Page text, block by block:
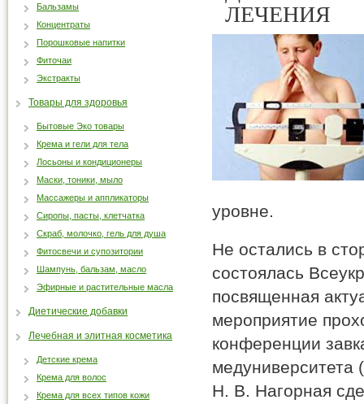
ЛЕЧЕНИЯ
уровне.
Не остались в
состоялась
посвященная
мероприятие
конференции
медуниверситета
Н. В. Нагорная
Бальзамы
Концентраты
Порошковые напитки
Фиточаи
Экстракты
Товары для здоровья
Бытовые Эко товары
Крема и гели для тела
Лосьоны и кондиционеры
Маски, тоники, мыло
Массажеры и аппликаторы
Сиропы, пасты, клетчатка
Скраб, молочко, гель для душа
Фитосвечи и супозитории
Шампунь, бальзам, масло
Эфирные и растительные масла
Диетические добавки
Лечебная и элитная косметика
Детские крема
Крема для волос
Крема для всех типов кожи